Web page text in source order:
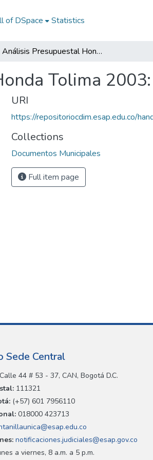
of DSpace Statistics
Análisis Presupuestal Honda Tolima 2003: AP Honda Tolima 2003
Tolima
URI
https://repositoriocdim.esap.edu.co/
Collections
Documentos Municipales
Full item page
Sede Central
Calle 44 # 53 - 37, CAN, Bogotá D.C.
111321
(+57) 601 7956110
018000 423713
notificaciones.judiciales@esap.gov.co
a viernes, 8 a.m. a 5 p.m.